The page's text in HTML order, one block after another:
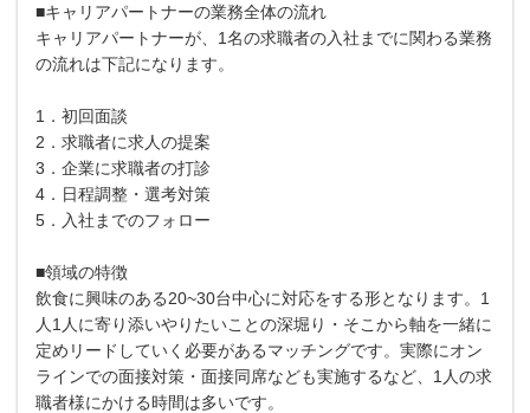
■キャリアパートナーの業務全体の流れ
キャリアパートナーが、1名の求職者の入社までに関わる業務
の流れは下記になります。
1．初回面談
2．求職者に求人の提案
3．企業に求職者の打診
4．日程調整・選考対策
5．入社までのフォロー
■領域の特徴
飲食に興味のある20~30台中心に対応をする形となります。1
人1人に寄り添いやりたいことの深堀り・そこから軸を一緒に
定めリードしていく必要があるマッチングです。実際にオン
ラインでの面接対策・面接同席なども実施するなど、1人の求
職者様にかける時間は多いです。